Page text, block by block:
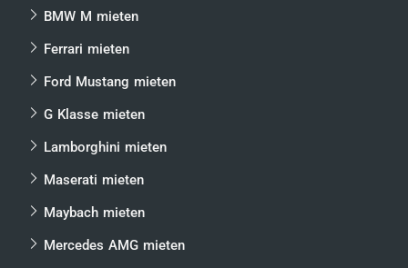
BMW M mieten
Ferrari mieten
Ford Mustang mieten
G Klasse mieten
Lamborghini mieten
Maserati mieten
Maybach mieten
Mercedes AMG mieten